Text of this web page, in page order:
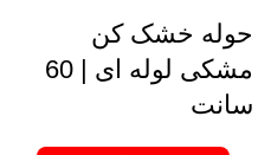
حوله خشک کن
مشکی لوله ای | 60
سانت